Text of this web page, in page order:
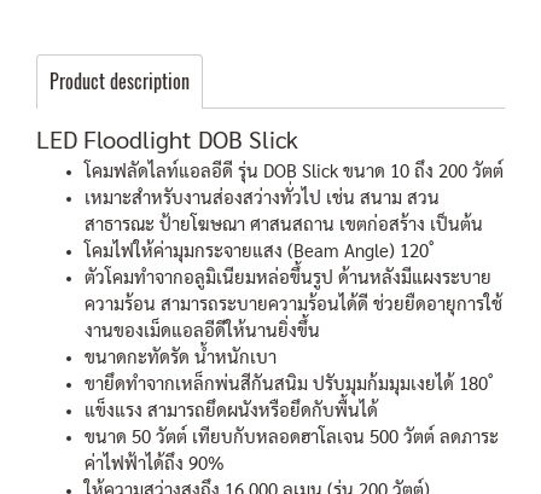
Product description
LED Floodlight DOB Slick
โคมฟลัดไลท์แอลอีดี รุ่น DOB Slick ขนาด 10 ถึง 200 วัตต์
เหมาะสำหรับงานส่องสว่างทั่วไป เช่น สนาม สวน
สาธารณะ ป้ายโฆษณา ศาสนสถาน เขตก่อสร้าง เป็นต้น
โคมไฟให้ค่ามุมกระจายแสง (Beam Angle) 120 ํ
ตัวโคมทำจากอลูมิเนียมหล่อขึ้นรูป ด้านหลังมีแผงระบาย
ความร้อน สามารถระบายความร้อนได้ดี ช่วยยืดอายุการใช้
งานของเม็ดแอลอีดีให้นานยิ่งขึ้น
ขนาดกะทัดรัด น้ำหนักเบา
ขายึดทำจากเหล็กพ่นสีกันสนิม ปรับมุมก้มมุมเงยได้ 180 ํ
แข็งแรง สามารถยึดผนังหรือยึดกับพื้นได้
ขนาด 50 วัตต์ เทียบกับหลอดฮาโลเจน 500 วัตต์ ลดภาระ
ค่าไฟฟ้าได้ถึง 90%
ให้ความสว่างสูงถึง 16,000 ลูเมน (รุ่น 200 วัตต์)